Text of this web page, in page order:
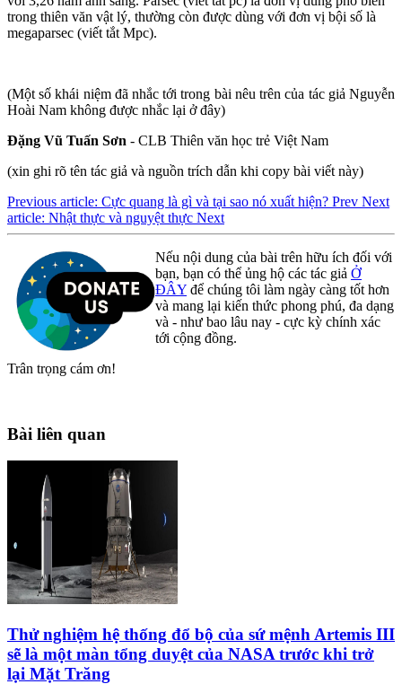
trong thiên văn vật lý, thường còn được dùng với đơn vị bội số là
megaparsec (viết tắt Mpc).
(Một số khái niệm đã nhắc tới trong bài nêu trên của tác giả Nguyễn
Hoài Nam không được nhắc lại ở đây)
Đặng Vũ Tuấn Sơn - CLB Thiên văn học trẻ Việt Nam
(xin ghi rõ tên tác giả và nguồn trích dẫn khi copy bài viết này)
Previous article: Cực quang là gì và tại sao nó xuất hiện? Prev Next
article: Nhật thực và nguyệt thực Next
Nếu nội dung của bài trên hữu ích đối với
bạn, bạn có thể ủng hộ các tác giả Ở
ĐÂY để chúng tôi làm ngày càng tốt hơn
và mang lại kiến thức phong phú, đa dạng
và - như bao lâu nay - cực kỳ chính xác
tới cộng đồng.
Trân trọng cám ơn!
Bài liên quan
Thử nghiệm hệ thống đổ bộ của sứ mệnh Artemis III
sẽ là một màn tổng duyệt của NASA trước khi trở
lại Mặt Trăng